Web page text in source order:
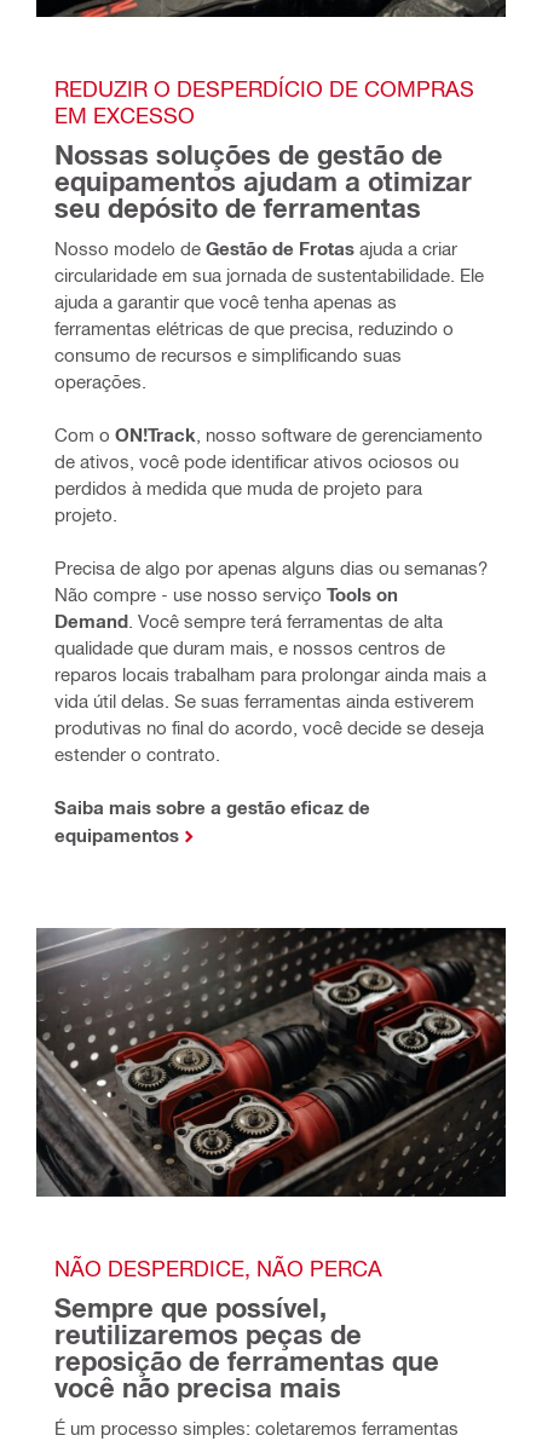
REDUZIR O DESPERDÍCIO DE COMPRAS
EM EXCESSO
Nossas soluções de gestão de
equipamentos ajudam a otimizar
seu depósito de ferramentas
Nosso modelo de Gestão de Frotas ajuda a criar
circularidade em sua jornada de sustentabilidade. Ele
ajuda a garantir que você tenha apenas as
ferramentas elétricas de que precisa, reduzindo o
consumo de recursos e simplificando suas
operações.
Com o ON!Track , nosso software de gerenciamento
de ativos, você pode identificar ativos ociosos ou
perdidos à medida que muda de projeto para
projeto.
Precisa de algo por apenas alguns dias ou semanas?
Não compre - use nosso serviço Tools on
Demand . Você sempre terá ferramentas de alta
qualidade que duram mais, e nossos centros de
reparos locais trabalham para prolongar ainda mais a
vida útil delas. Se suas ferramentas ainda estiverem
produtivas no final do acordo, você decide se deseja
estender o contrato.
Saiba mais sobre a gestão eficaz de
equipamentos
NÃO DESPERDICE, NÃO PERCA
Sempre que possível,
reutilizaremos peças de
reposição de ferramentas que
você não precisa mais
É um processo simples: coletaremos ferramentas